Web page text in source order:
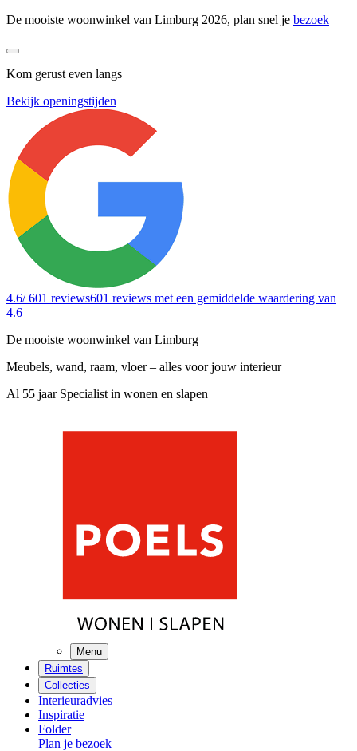
De mooiste woonwinkel van Limburg 2026, plan snel je bezoek
Kom gerust even langs
Bekijk openingstijden
4.6/ 601 reviews601 reviews met een gemiddelde waardering van
4.6
De mooiste woonwinkel van Limburg
Meubels, wand, raam, vloer – alles voor jouw interieur
Al 55 jaar Specialist in wonen en slapen
Menu
Ruimtes
Collecties
Interieuradvies
Inspiratie
Folder
Plan je bezoek